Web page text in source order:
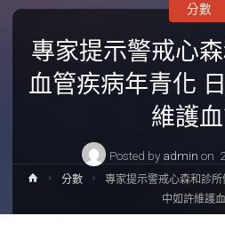
專家提示警戒心
血管疾病年青化
維護
Posted by admin on
分數
Home分數
專家提示警戒心森和診
中如許維護